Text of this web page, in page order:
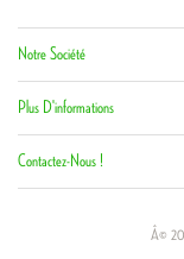
Notre Société
Plus D'informations
Contactez-Nous !
Â©